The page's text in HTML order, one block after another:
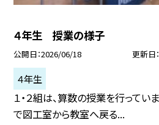
４年生 授業の様子
公開日 2026/06/18 更新日
４年生
１・２組は、算数の授業を行ってい
で図工室から教室へ戻る...